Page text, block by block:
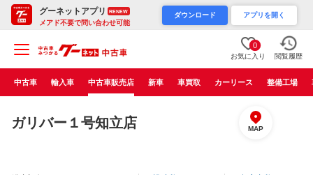
グーネットアプリ RENEW
メアド不要で問い合わせ可能
ダウンロード アプリを開く
0
お気に入り 閲覧履歴
中古車 輸入車 中古車販売店 新車 車買取 カーリース 整備工場
ガリバー１号知立店 MAP